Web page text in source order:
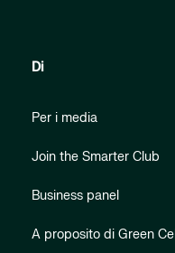
Di
Per i media
Join the Smarter Club
Business panel
A proposito di Green Cell